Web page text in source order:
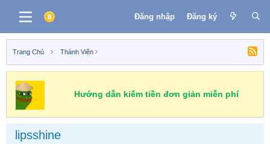
Đăng nhập Đăng ký
Trang Chủ Thành Viên
Hướng dẫn kiếm tiền đơn giản miễn phí
lipsshine